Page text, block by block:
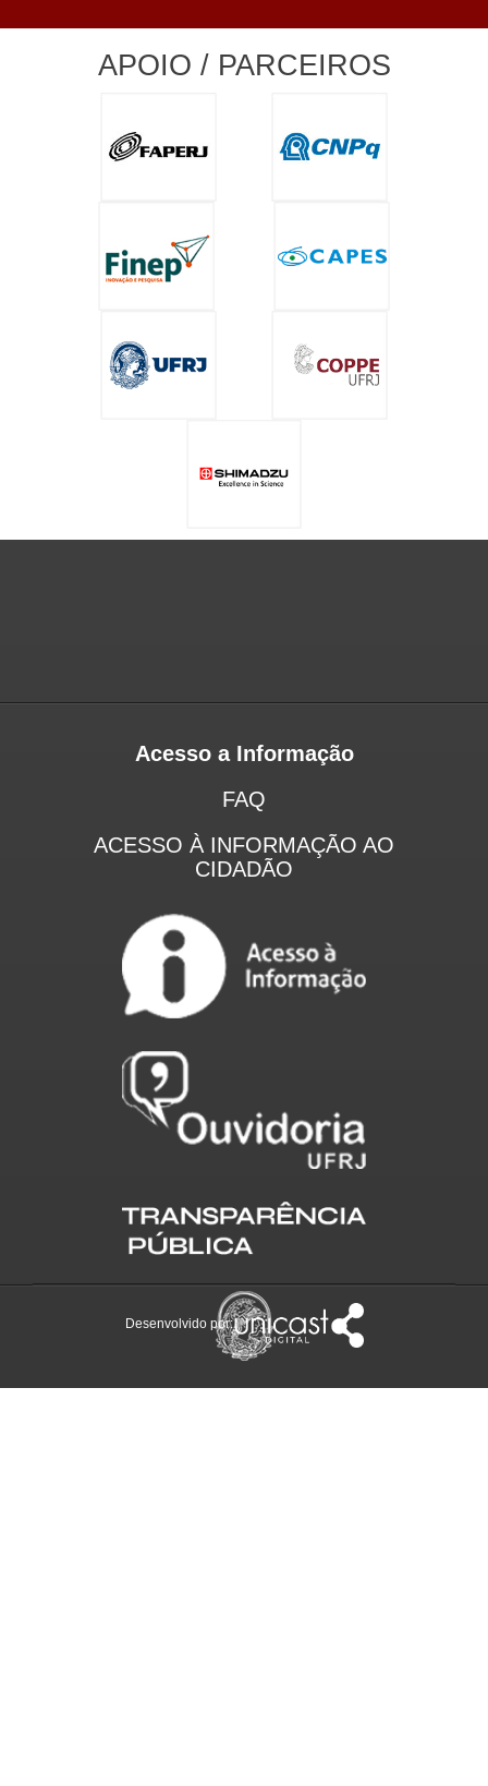
APOIO / PARCEIROS
Acesso a Informação
FAQ
ACESSO À INFORMAÇÃO AO
CIDADÃO
Desenvolvido por: